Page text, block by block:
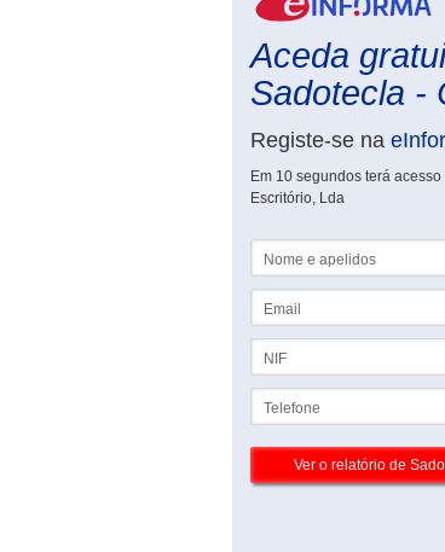
Aceda
Sadotecla -
Registe-se na
Em 10 segundos terá
Escritório, Lda